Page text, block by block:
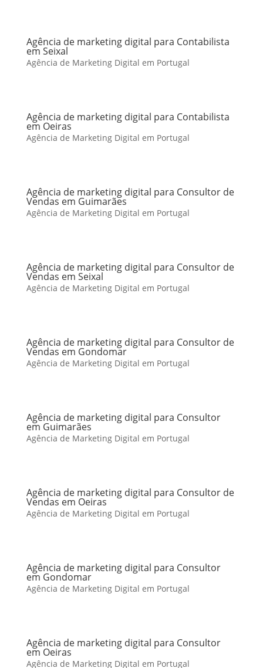
Agência de marketing digital para Contabilista
em Seixal
Agência de Marketing Digital em Portugal
Agência de marketing digital para Contabilista
em Oeiras
Agência de Marketing Digital em Portugal
Agência de marketing digital para Consultor de
Vendas em Guimarães
Agência de Marketing Digital em Portugal
Agência de marketing digital para Consultor de
Vendas em Seixal
Agência de Marketing Digital em Portugal
Agência de marketing digital para Consultor de
Vendas em Gondomar
Agência de Marketing Digital em Portugal
Agência de marketing digital para Consultor
em Guimarães
Agência de Marketing Digital em Portugal
Agência de marketing digital para Consultor de
Vendas em Oeiras
Agência de Marketing Digital em Portugal
Agência de marketing digital para Consultor
em Gondomar
Agência de Marketing Digital em Portugal
Agência de marketing digital para Consultor
em Oeiras
Agência de Marketing Digital em Portugal